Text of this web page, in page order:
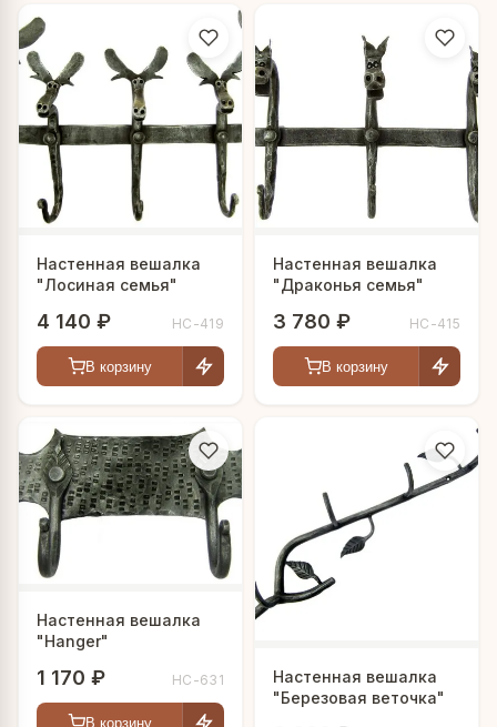
Настенная вешалка
"Лосиная семья"
4 140 ₽ HC-419
В корзину
Настенная вешалка
"Драконья семья"
3 780 ₽ HC-415
В корзину
Настенная вешалка
"Hanger"
1 170 ₽ HC-631
В корзину
Настенная вешалка
"Березовая веточка"